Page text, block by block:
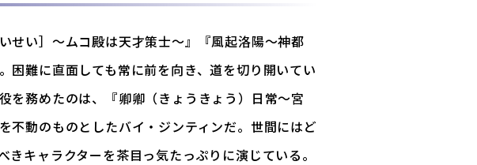
せい］～ムコ殿は天才策士～』『風起洛陽～神都
困難に直面しても常に前を向き、道を切り開いてい
を務めたのは、『卿卿（きょうきょう）日常～宮
不動のものとしたバイ・ジンティンだ。世間にはど
キャラクターを茶目っ気たっぷりに演じている。